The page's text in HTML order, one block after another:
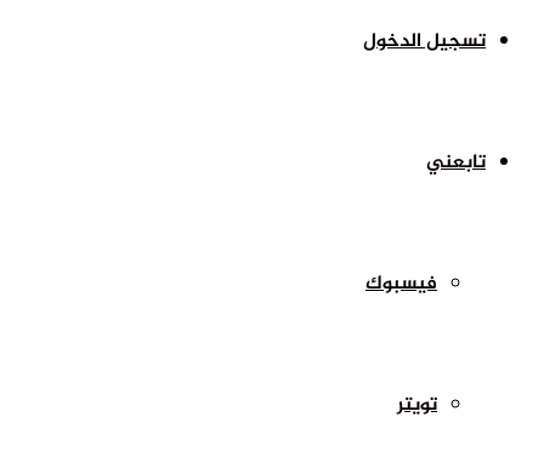
تسجيل الدخول
تابعني
فيسبوك
تويتر